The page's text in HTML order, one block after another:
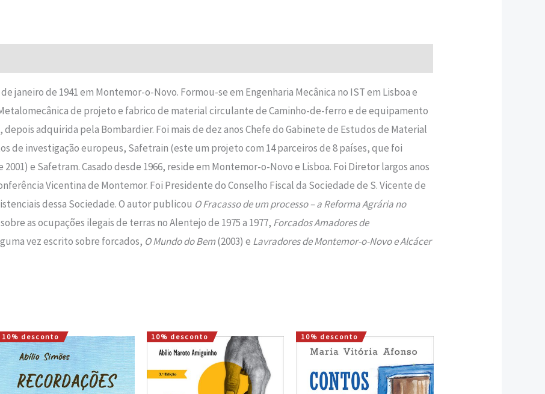
janeiro de 1941 em Montemor-o-Novo. Formou-se em Engenharia Mecânica no IST em Lisboa e
de projeto e fabrico de material circulante de Caminho-de-ferro e de equipamento
depois adquirida pela Bombardier. Foi mais de dez anos Chefe do Gabinete de Estudos de Material
de investigação europeus, Safetrain (este um projeto com 14 parceiros de 8 países, que foi
e Safetram. Casado desde 1966, reside em Montemor-o-Novo e Lisboa. Foi Diretor largos anos
Vicentina de Montemor. Foi Presidente do Conselho Fiscal da Sociedade de S. Vicente de
dessa Sociedade. O autor publicou O Fracasso de um processo – a Reforma Agrária no
as ocupações ilegais de terras no Alentejo de 1975 a 1977, Forcados Amadores de
vez escrito sobre forcados, O Mundo do Bem(2003) e Lavradores de Montemor-o-Novo e Alcácer
10% desconto
O
preço
original
era:
15,00 €.
O
preço
atual
é:
13,50 €.
10% desconto
O
preço
era:
16,00 €.
O
preço
atual
14,40 €.
10% desconto
O
preço
era:
10,00 €.
O
preço
é:
9,00 €.